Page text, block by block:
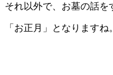
それ以外で、お墓の話を
「お正月」となりますね